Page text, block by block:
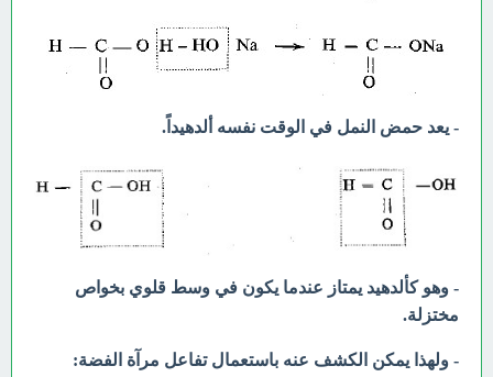
- يعد حمض النمل في الوقت نفسه ألدهيداً.
- وهو كألدهيد يمتاز عندما يكون في وسط قلوي بخواص
مختزلة.
- ولهذا يمكن الكشف عنه باستعمال تفاعل مرآة الفضة: